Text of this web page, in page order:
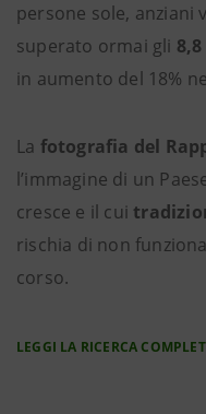
persone sole, anziani
superato ormai gli
in aumento del 18%
La fotografia del
l’immagine di un
cresce e il cui
rischia di non
corso.
LEGGI LA RICERCA